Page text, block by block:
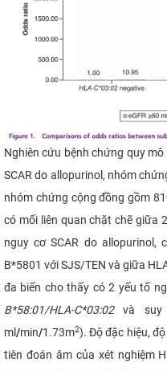
Nghiên cứu bệnh chứng quy
SCAR do allopurinol, nhóm
nhóm chứng cộng đồng gồm
có mối liên quan chặt chẽ giữa
nguy cơ SCAR do allopurinol,
B*5801 với SJS/TEN và giữa
đa biến cho thấy có 2 yếu tố
B*58:01/HLA-C*03:02và suy
ml/min/1.73m2). Độ đặc hiệu,
tiên đoán âm của xét nghiệm